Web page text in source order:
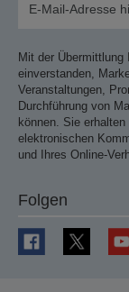
Mit der
einverstanden,
Veranstaltungen,
Durchführung von
können. Sie
elektronischen
und Ihres Online-
Folgen